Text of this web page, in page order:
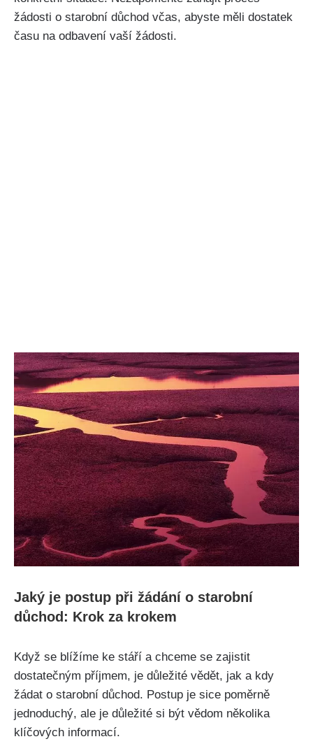
žádosti o starobní důchod včas, abyste měli dostatek
času na odbavení vaší žádosti.
Jaký je postup při žádání o starobní
důchod: Krok za krokem
Když se blížíme ke stáří a chceme se zajistit
dostatečným příjmem, je důležité vědět, jak a kdy
žádat o starobní důchod. Postup je sice poměrně
jednoduchý, ale je důležité si být vědom několika
klíčových informací.